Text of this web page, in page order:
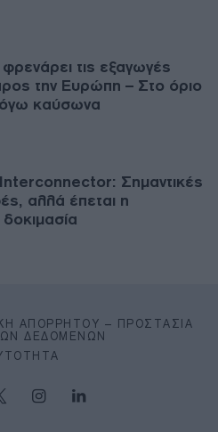
τις εξαγωγές
την Ευρώπη – Στο όριο
καύσωνα
Σημαντικές
αλλά έπεται η
ΑΠΟΡΡΉΤΟΥ – ΠΡΟΣΤΑΣΊΑ
ΔΕΔΟΜΈΝΩΝ